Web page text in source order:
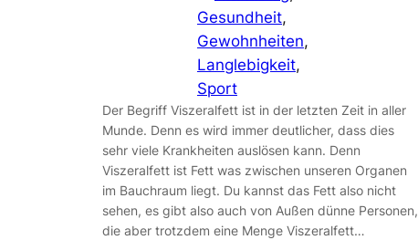
Gesundheit
Gewohnheiten
Langlebigkeit
Sport
Der Begriff Viszeralfett ist in der letzten Zeit in aller
Munde. Denn es wird immer deutlicher, dass dies
sehr viele Krankheiten auslösen kann. Denn
Viszeralfett ist Fett was zwischen unseren Organen
im Bauchraum liegt. Du kannst das Fett also nicht
sehen, es gibt also auch von Außen dünne Personen,
die aber trotzdem eine Menge Viszeralfett…